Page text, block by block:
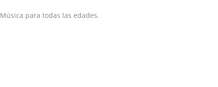
Música para todas las edades.